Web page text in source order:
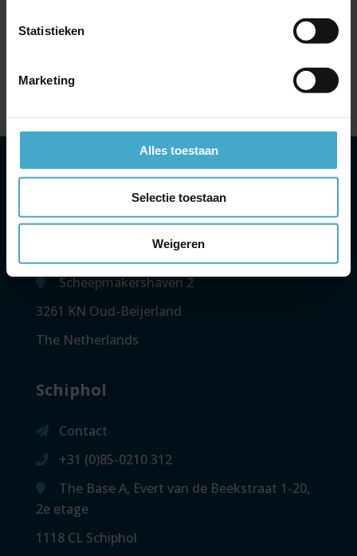
Statistieken
Marketing
Alles toestaan
Selectie toestaan
Weigeren
Maak kennis met Atriis: de slimme online bookingtool
voor je zakenreis
Cathay Pacific en vooruitblik zomer 2026
Headoffice
contact
+31 (0)85-0210 310
Scheepmakershaven 2
3261 KN Oud-Beijerland
The Netherlands
Schiphol
Contact
+31 (0)85-0210 312
The Base A, Evert van de Beekstraat 1-20,
2e etage
1118 CL Schiphol